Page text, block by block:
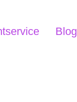
Blog